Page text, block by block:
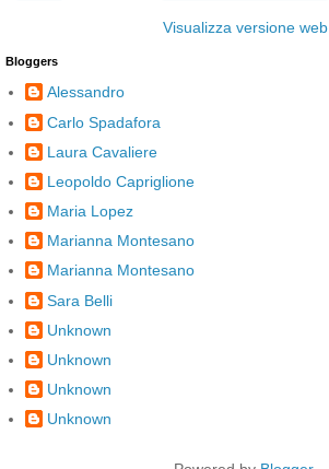
Visualizza versione web
Bloggers
Alessandro
Carlo Spadafora
Laura Cavaliere
Leopoldo Capriglione
Maria Lopez
Marianna Montesano
Marianna Montesano
Sara Belli
Unknown
Unknown
Unknown
Unknown